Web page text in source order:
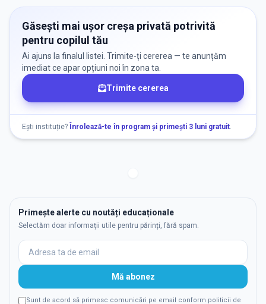
Găsești mai ușor creșa privată potrivită
pentru copilul tău
Ai ajuns la finalul listei. Trimite-ți cererea — te anunțăm
imediat ce apar opțiuni noi în zona ta.
Trimite cererea
Ești instituție? Înrolează-te în program și primești 3 luni gratuit.
Primește alerte cu noutăți educaționale
Selectăm doar informații utile pentru părinți, fără spam.
Mă abonez
Sunt de acord să primesc comunicări pe email conform politicii de